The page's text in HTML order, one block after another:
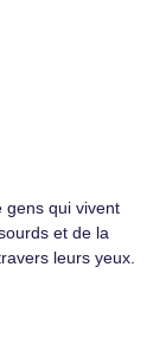
gens qui vivent
et de la
leurs yeux.